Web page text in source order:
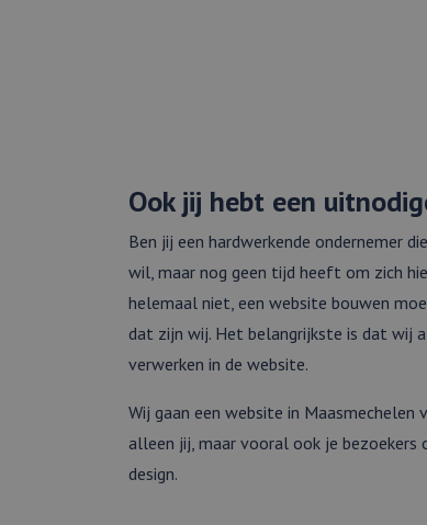
Ook jij hebt een
Ben jij een hardwerkende ondernemer
wil, maar nog geen tijd heeft om zich
helemaal niet, een website bouwen
dat zijn wij. Het belangrijkste is dat wij
verwerken in de website.
Wij gaan een website in
alleen jij, maar vooral ook je bezoekers
design.